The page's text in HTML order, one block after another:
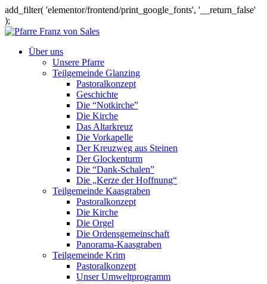
add_filter( 'elementor/frontend/print_google_fonts', '__return_false'
);
Über uns
Unsere Pfarre
Teilgemeinde Glanzing
Pastoralkonzept
Geschichte
Die “Notkirche”
Die Kirche
Das Altarkreuz
Die Vorkapelle
Der Kreuzweg aus Steinen
Der Glockenturm
Die “Dank-Schalen”
Die „Kerze der Hoffnung“
Teilgemeinde Kaasgraben
Pastoralkonzept
Die Kirche
Die Orgel
Die Ordensgemeinschaft
Panorama-Kaasgraben
Teilgemeinde Krim
Pastoralkonzept
Unser Umweltprogramm